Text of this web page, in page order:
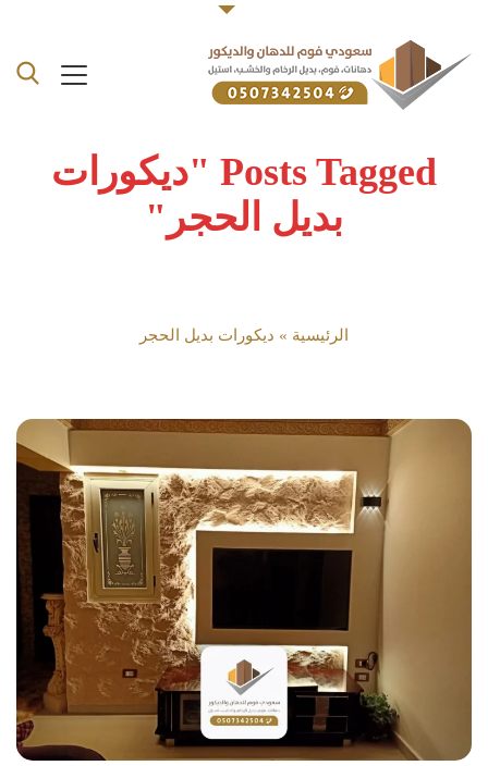
Posts Tagged "ديكورات
بديل الحجر"
الرئيسية » ديكورات بديل الحجر